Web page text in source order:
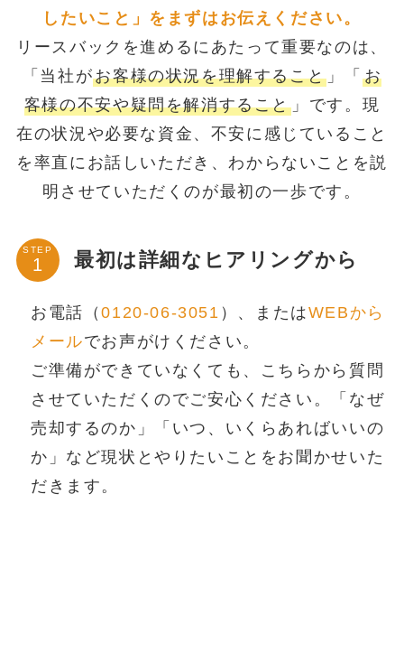
したいこと」をまずはお伝えください。
リースバックを進めるにあたって重要なのは、
「当社がお客様の状況を理解すること 」「 お
客様の不安や疑問を解消すること 」です。現
在の状況や必要な資金、不安に感じていること
を率直にお話しいただき、わからないことを説
明させていただくのが最初の一歩です。
STEP 最初は詳細なヒアリングから
お電話（0120-06-3051 ）、またはWEBから
メールでお声がけください。
ご準備ができていなくても、こちらから質問
させていただくのでご安心ください。「なぜ
売却するのか」「いつ、いくらあればいいの
か」など現状とやりたいことをお聞かせいた
だきます。